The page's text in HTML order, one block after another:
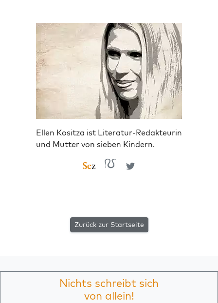
Ellen Kositza ist Literatur-Redakteurin
und Mutter von sieben Kindern.
Zurück zur Startseite
Nichts schreibt sich
von allein!